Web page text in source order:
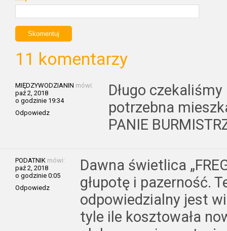
11 komentarzy
MIĘDZYWODZIANIN mówi:
paź 2, 2018
o godzinie 19:34
Odpowiedz
Długo
potrzebna
PANIE
PODATNIK mówi:
paź 2, 2018
o godzinie 0:05
Odpowiedz
Dawna świetlica
głupotę i pazerność.
odpowiedzialny jest
tyle ile kosztowała